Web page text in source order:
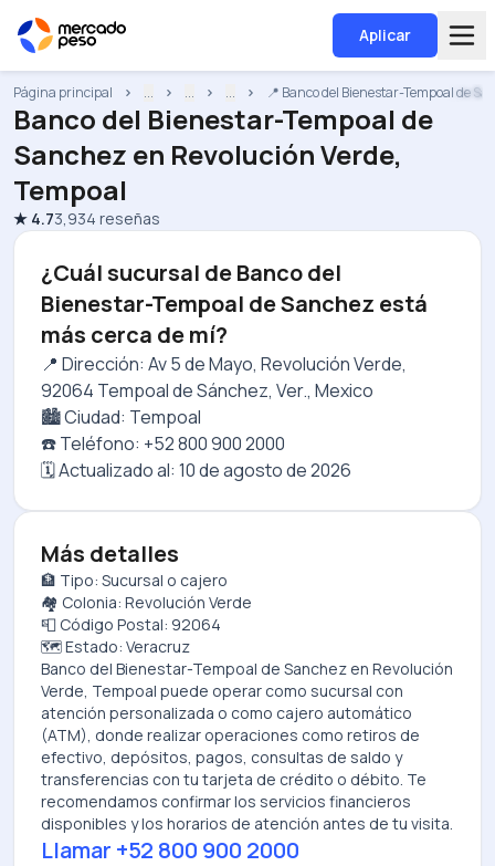
Aplicar
Página principal ... ... ... 📍 Banco del Bienestar-Tempoal de
Banco del Bienestar-Tempoal de
Sanchez en Revolución Verde,
Tempoal
★ 4.73,934 reseñas
¿Cuál sucursal de Banco del
Bienestar-Tempoal de Sanchez está
más cerca de mí?
📍 Dirección: Av 5 de Mayo, Revolución Verde,
92064 Tempoal de Sánchez, Ver., Mexico
🏙️ Ciudad: Tempoal
☎️ Teléfono: +52 800 900 2000
🗓️ Actualizado al: 10 de agosto de 2026
Más detalles
🏦 Tipo: Sucursal o cajero
🏘️ Colonia: Revolución Verde
📮 Código Postal: 92064
🗺️ Estado: Veracruz
Banco del Bienestar-Tempoal de Sanchez en Revolución
Verde, Tempoal puede operar como sucursal con
atención personalizada o como cajero automático
(ATM), donde realizar operaciones como retiros de
efectivo, depósitos, pagos, consultas de saldo y
transferencias con tu tarjeta de crédito o débito. Te
recomendamos confirmar los servicios financieros
disponibles y los horarios de atención antes de tu visita.
Llamar +52 800 900 2000